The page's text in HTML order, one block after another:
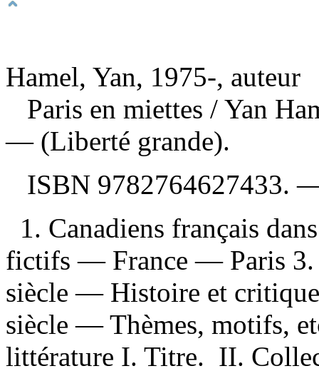
Hamel, Yan, 1975-, auteur
Paris en miettes / Yan
— (Liberté grande).
ISBN 9782764627433.
1. Canadiens français
fictifs — France — Paris 3.
siècle — Histoire et
siècle — Thèmes, motifs,
littérature I. Titre. II.